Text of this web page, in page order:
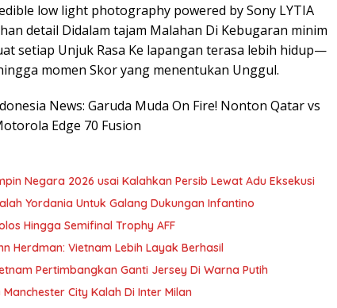
low light photography powered by Sony LYTIA
detail Didalam tajam Malahan Di Kebugaran minim
setiap Unjuk Rasa Ke lapangan terasa lebih hidup—
momen Skor yang menentukan Unggul.
News: Garuda Muda On Fire! Nonton Qatar vs
Edge 70 Fusion
Negara 2026 usai Kalahkan Persib Lewat Adu Eksekusi
Yordania Untuk Galang Dukungan Infantino
Hingga Semifinal Trophy AFF
Herdman: Vietnam Lebih Layak Berhasil
Pertimbangkan Ganti Jersey Di Warna Putih
City Kalah Di Inter Milan